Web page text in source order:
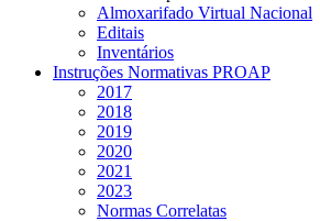
Almoxarifado Virtual Nacional
Editais
Inventários
Instruções Normativas PROAP
2017
2018
2019
2020
2021
2023
Normas Correlatas